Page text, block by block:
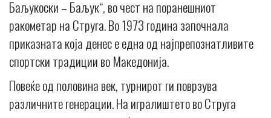
Баљукоски – Баљук“, во чест на поранешниот
ракометар на Струга. Во 1973 година започнала
приказната која денес е една од најпрепознатливите
спортски традиции во Македонија.
Повеќе од половина век, турнирот ги поврзува
различните генерации. На игралиштето во Струга